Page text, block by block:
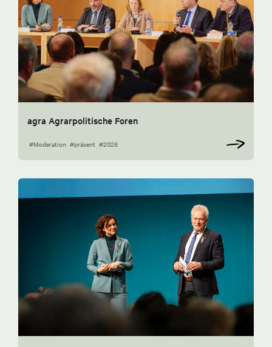
agra Agrarpolitische Foren
#Moderation #präsent #2026